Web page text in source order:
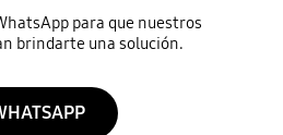
para que nuestros
brindarte una solución.